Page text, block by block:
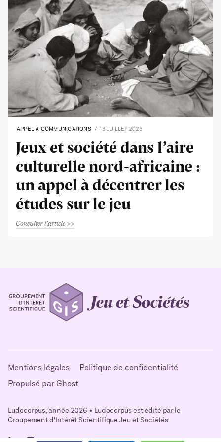
APPEL À COMMUNICATIONS 13 JUILLET 2026
Jeux et société dans l’aire
culturelle nord-africaine :
un appel à décentrer les
études sur le jeu
Consulter l'article
Mentions légales
Politique de confidentialité
Propulsé par Ghost
Ludocorpus, année 2026 • Ludocorpus est édité par le
Groupement d'Intérêt Scientifique Jeu et Sociétés.